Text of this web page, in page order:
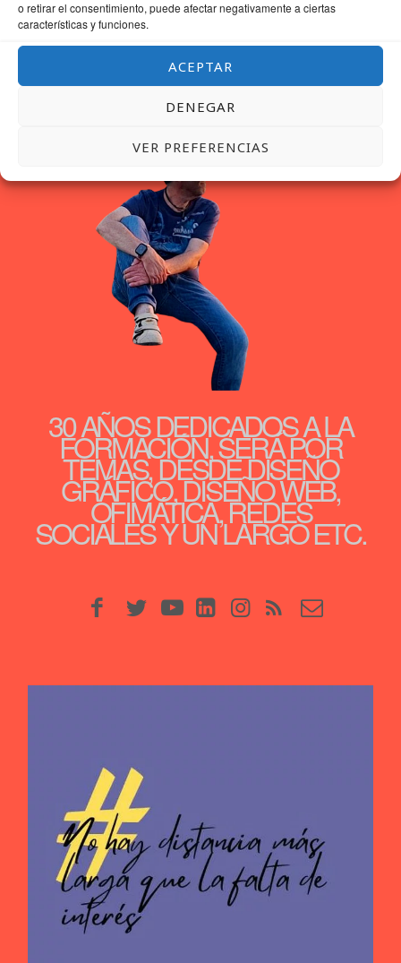
o retirar el consentimiento, puede afectar negativamente a ciertas
características y funciones.
ACEPTAR
DENEGAR
VER PREFERENCIAS
30 AÑOS DEDICADOS A LA
FORMACIÓN, SERÁ POR
TEMAS, DESDE DISEÑO
GRÁFICO, DISEÑO WEB,
OFIMÁTICA, REDES
SOCIALES Y UN LARGO ETC.